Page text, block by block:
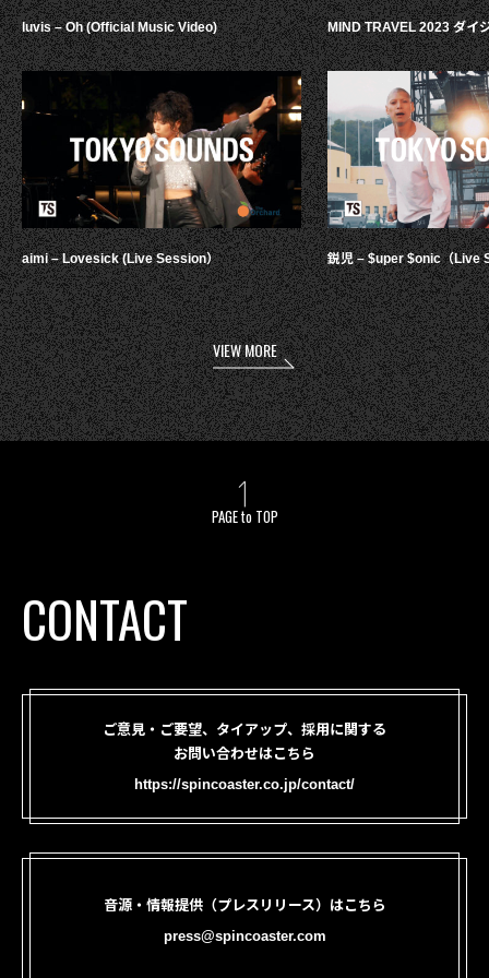
luvis – Oh (Official Music Video)
aimi – Lovesick (Live Session）
MIND TRAVEL 2023 ダイ
鋭児 – $uper $onic（Live
VIEW MORE
PAGE to TOP
CONTACT
ご意見・ご要望、タイアップ、採用に関する
お問い合わせはこちら
https://spincoaster.co.jp/contact/
音源・情報提供（プレスリリース）はこちら
press@spincoaster.com